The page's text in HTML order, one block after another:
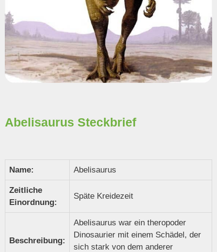
Abelisaurus Steckbrief
Name: Abelisaurus
Zeitliche
Einordnung:
Späte Kreidezeit
Beschreibung:
Abelisaurus war ein theropoder
Dinosaurier mit einem Schädel, der
sich stark von dem anderer